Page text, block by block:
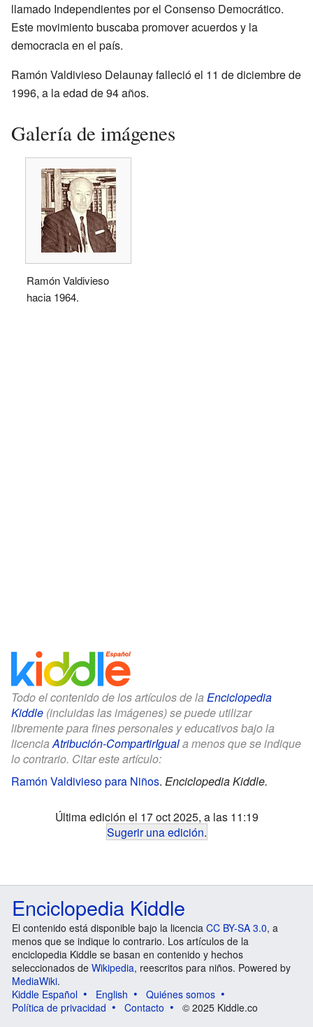
llamado Independientes por el Consenso Democrático.
Este movimiento buscaba promover acuerdos y la
democracia en el país.
Ramón Valdivieso Delaunay falleció el 11 de diciembre de
1996, a la edad de 94 años.
Galería de imágenes
Ramón Valdivieso
hacia 1964.
Todo el contenido de los artículos de la Enciclopedia
Kiddle (incluidas las imágenes) se puede utilizar
libremente para fines personales y educativos bajo la
licenciaAtribución-CompartirIguala menos que se indique
lo contrario. Citar este artículo:
Ramón Valdivieso para Niños. Enciclopedia Kiddle.
Última edición el 17 oct 2025, a las 11:19
Sugerir una edición.
Enciclopedia Kiddle
El contenido está disponible bajo la licencia CC BY-SA 3.0, a
menos que se indique lo contrario. Los artículos de la
enciclopedia Kiddle se basan en contenido y hechos
seleccionados de Wikipedia, reescritos para niños. Powered by
MediaWiki.
Kiddle Español
English
Quiénes somos
Política de privacidad
Contacto © 2025 Kiddle.co